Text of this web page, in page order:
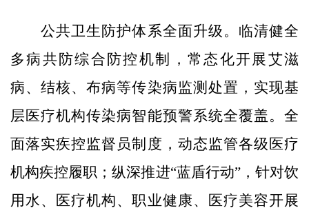
公共卫生防护体系全面升级。临清健全
多病共防综合防控机制，常态化开展艾滋
病、结核、布病等传染病监测处置，实现基
层医疗机构传染病智能预警系统全覆盖。全
面落实疾控监督员制度，动态监管各级医疗
机构疾控履职；纵深推进“蓝盾行动”，针对饮
用水、医疗机构、职业健康、医疗美容开展